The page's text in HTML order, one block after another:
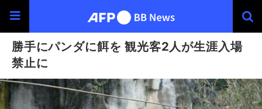
勝手にパンダに餌を 観光客2人が生涯入場
禁止に